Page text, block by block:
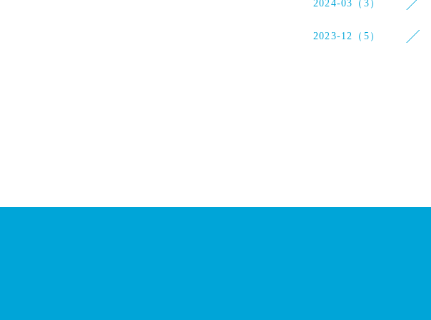
2024-03（3）
2023-12（5）